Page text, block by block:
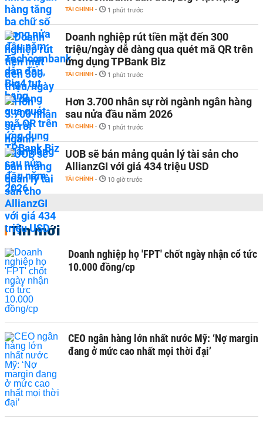
TÀI CHÍNH - 1 phút trước
Doanh nghiệp rút tiền mặt đến 300
triệu/ngày dễ dàng qua quét mã QR trên
ứng dụng TPBank Biz
TÀI CHÍNH - 1 phút trước
Hơn 3.700 nhân sự rời ngành ngân hàng
sau nửa đầu năm 2026
TÀI CHÍNH - 1 phút trước
UOB sẽ bán mảng quản lý tài sản cho
AllianzGI với giá 434 triệu USD
TÀI CHÍNH - 10 giờ trước
Tin mới
Doanh nghiệp họ 'FPT' chốt ngày nhận cổ tức
10.000 đồng/cp
CEO ngân hàng lớn nhất nước Mỹ: ‘Nợ margin
đang ở mức cao nhất mọi thời đại’